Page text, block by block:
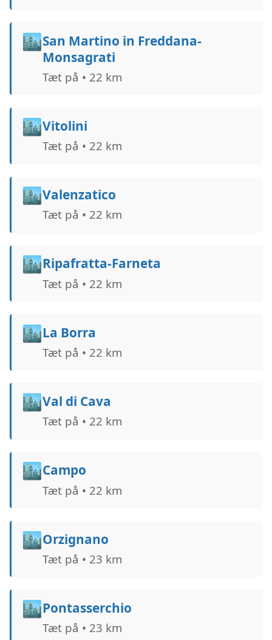
🏙️San Martino in Freddana-
Monsagrati
Tæt på • 22 km
🏙️Vitolini
Tæt på • 22 km
🏙️Valenzatico
Tæt på • 22 km
🏙️Ripafratta-Farneta
Tæt på • 22 km
🏙️La Borra
Tæt på • 22 km
🏙️Val di Cava
Tæt på • 22 km
🏙️Campo
Tæt på • 22 km
🏙️Orzignano
Tæt på • 23 km
🏙️Pontasserchio
Tæt på • 23 km